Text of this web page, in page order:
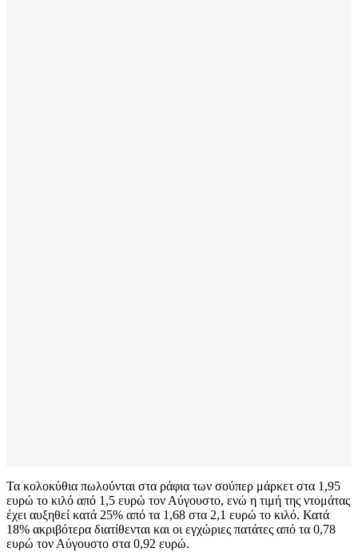
Τα κολοκύθια πωλούνται στα ράφια των σούπερ μάρκετ στα 1,95
ευρώ το κιλό από 1,5 ευρώ τον Αύγουστο, ενώ η τιμή της ντομάτας
έχει αυξηθεί κατά 25% από τα 1,68 στα 2,1 ευρώ το κιλό. Κατά
18% ακριβότερα διατίθενται και οι εγχώριες πατάτες από τα 0,78
ευρώ τον Αύγουστο στα 0,92 ευρώ.